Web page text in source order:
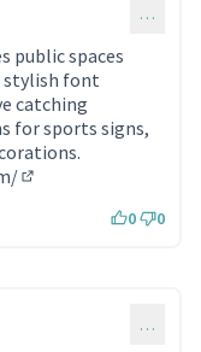
…
public spaces
stylish font
catching
for sports signs,
0 0
…